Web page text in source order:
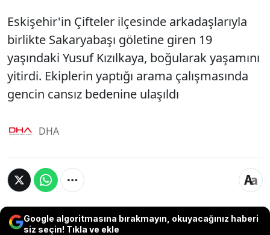
Eskişehir'in Çifteler ilçesinde arkadaşlarıyla
birlikte Sakaryabaşı göletine giren 19
yaşındaki Yusuf Kızılkaya, boğularak yaşamını
yitirdi. Ekiplerin yaptığı arama çalışmasında
gencin cansız bedenine ulaşıldı
DHA
Google algoritmasına bırakmayın, okuyacağınız haberi
siz seçin! Tıkla ve ekle